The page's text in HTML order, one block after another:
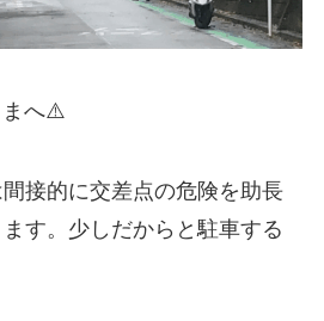
まへ⚠️
接的に交差点の危険を助長
す。少しだからと駐車する